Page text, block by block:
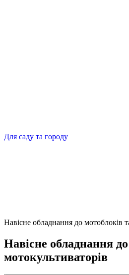
Для саду та городу
Навісне обладнання до мотоблоків
Навісне обладнання
мотокультиваторів